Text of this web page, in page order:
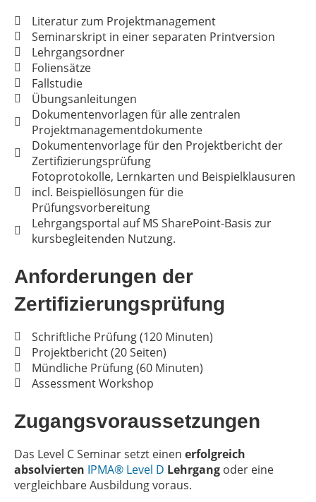
Literatur zum Projektmanagement
Seminarskript in einer separaten Printversion
Lehrgangsordner
Foliensätze
Fallstudie
Übungsanleitungen
Dokumentenvorlagen für alle zentralen
Projektmanagementdokumente
Dokumentenvorlage für den Projektbericht der
Zertifizierungsprüfung
Fotoprotokolle, Lernkarten und Beispielklausuren
incl. Beispiellösungen für die
Prüfungsvorbereitung
Lehrgangsportal auf MS SharePoint-Basis zur
kursbegleitenden Nutzung.
Anforderungen der
Zertifizierungsprüfung
Schriftliche Prüfung (120 Minuten)
Projektbericht (20 Seiten)
Mündliche Prüfung (60 Minuten)
Assessment Workshop
Zugangsvoraussetzungen
Das Level C Seminar setzt einen erfolgreich
absolvierten IPMA® Level D Lehrgang oder eine
vergleichbare Ausbildung voraus.